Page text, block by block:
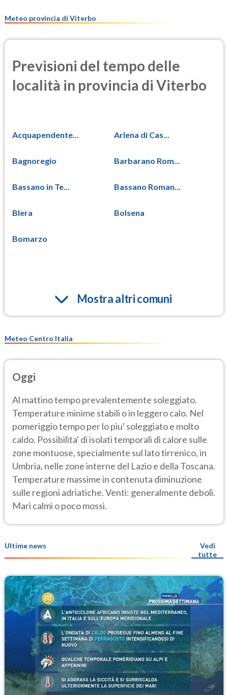
Meteo provincia di Viterbo
Previsioni del tempo delle
località in provincia di Viterbo
Acquapendente... Arlena di Cas...
Bagnoregio Barbarano Rom...
Bassano in Te... Bassano Roman...
Blera Bolsena
Bomarzo
Mostra altri comuni
Meteo Centro Italia
Oggi
Al mattino tempo prevalentemente soleggiato.
Temperature minime stabili o in leggero calo. Nel
pomeriggio tempo per lo piu' soleggiato e molto
caldo. Possibilita' di isolati temporali di calore sulle
zone montuose, specialmente sul lato tirrenico, in
Umbria, nelle zone interne del Lazio e della Toscana.
Temperature massime in contenuta diminuzione
sulle regioni adriatiche. Venti: generalmente deboli.
Mari calmi o poco mossi.
Ultime news
Vedi
tutte